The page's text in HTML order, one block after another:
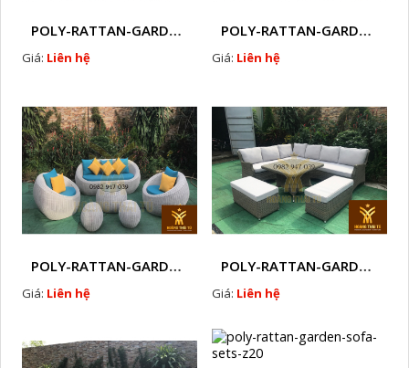
POLY-RATTAN-GARDEN-SOFA-SETS-Z15
Giá: Liên hệ
POLY-RATTAN-GARDEN-SOFA-SETS-Z16
Giá: Liên hệ
POLY-RATTAN-GARDEN-SOFA-SETS-Z17
Giá: Liên hệ
POLY-RATTAN-GARDEN-SOFA-SETS-Z18
Giá: Liên hệ